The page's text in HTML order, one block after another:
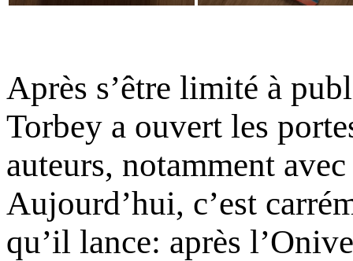
Après s’être limité à
Torbey a ouvert les
auteurs, notamment
Aujourd’hui, c’est
qu’il lance: après